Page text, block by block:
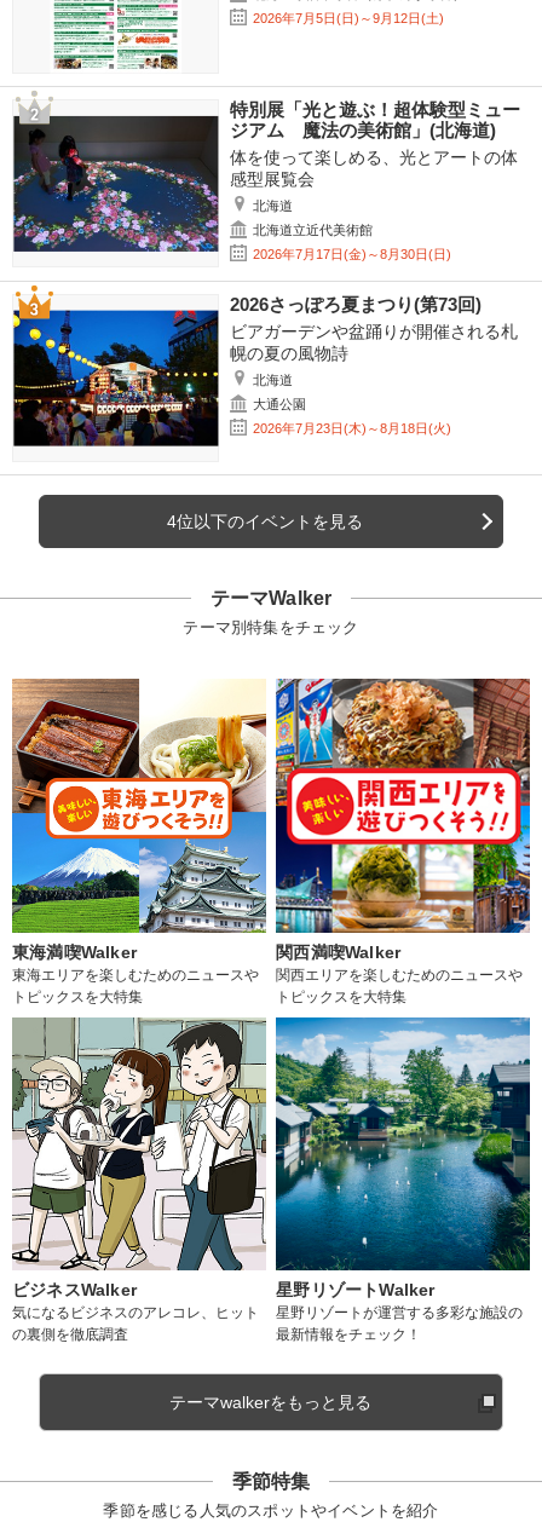
2026年7月5日(日)～9月12日(土)
特別展「光と遊ぶ！超体験型ミュー
ジアム 魔法の美術館」(北海道)
体を使って楽しめる、光とアートの体
感型展覧会
北海道
北海道立近代美術館
2026年7月17日(金)～8月30日(日)
2026さっぽろ夏まつり(第73回)
ビアガーデンや盆踊りが開催される札
幌の夏の風物詩
北海道
大通公園
2026年7月23日(木)～8月18日(火)
4位以下のイベントを見る
テーマWalker
テーマ別特集をチェック
東海満喫Walker
東海エリアを楽しむためのニュースや
トピックスを大特集
関西満喫Walker
関西エリアを楽しむためのニュースや
トピックスを大特集
ビジネスWalker
気になるビジネスのアレコレ、ヒット
の裏側を徹底調査
星野リゾートWalker
星野リゾートが運営する多彩な施設の
最新情報をチェック！
テーマwalkerをもっと見る
季節特集
季節を感じる人気のスポットやイベントを紹介